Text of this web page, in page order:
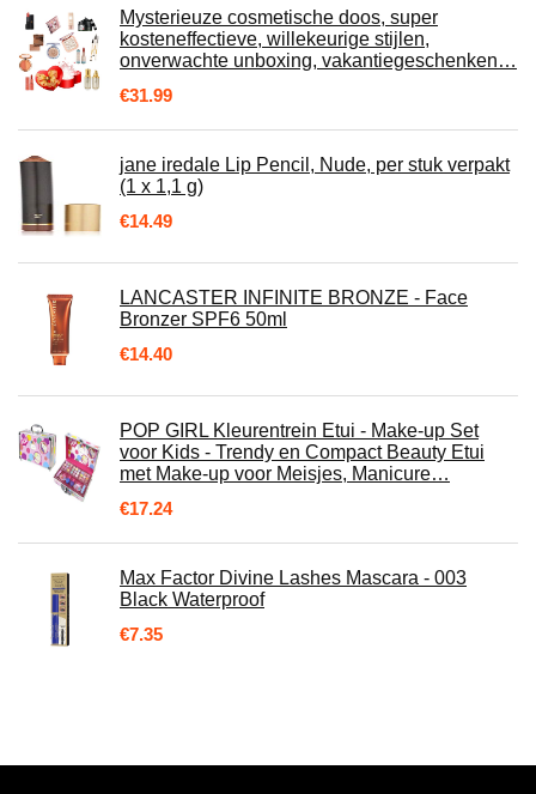
Mysterieuze cosmetische doos, super
kosteneffectieve, willekeurige stijlen,
onverwachte unboxing, vakantiegeschenken…
€31.99
jane iredale Lip Pencil, Nude, per stuk verpakt
(1 x 1,1 g)
€14.49
LANCASTER INFINITE BRONZE - Face
Bronzer SPF6 50ml
€14.40
POP GIRL Kleurentrein Etui - Make-up Set
voor Kids - Trendy en Compact Beauty Etui
met Make-up voor Meisjes, Manicure…
€17.24
Max Factor Divine Lashes Mascara - 003
Black Waterproof
€7.35